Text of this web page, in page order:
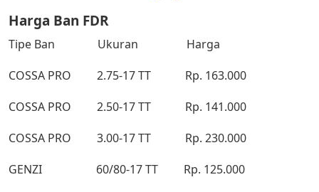
Harga Ban FDR
Tipe Ban Ukuran Harga
COSSA PRO 2.75-17 TT Rp. 163.000
COSSA PRO 2.50-17 TT Rp. 141.000
COSSA PRO 3.00-17 TT Rp. 230.000
GENZI 60/80-17 TT Rp. 125.000